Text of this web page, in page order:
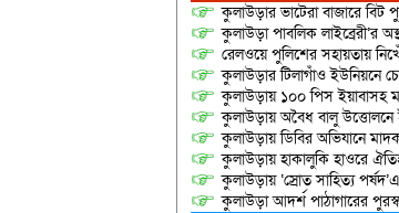
কুলাউড়ার ভাটেরা বাজারে বিট
কুলাউড়া পাবলিক লাইব্রেরী’র
রেলওয়ে পুলিশের সহায়তায়
কুলাউড়ার টিলাগাঁও ইউনিয়নে
কুলাউড়ায় ১০০ পিস ইয়াবাসহ
কুলাউড়ায় অবৈধ বালু
কুলাউড়ায় ডিবির অভিযানে
কুলাউড়ায় হাকালুকি হাওরে
কুলাউড়ায় ‘স্রোত সাহিত্য
কুলাউড়া আদর্শ পাঠাগারের